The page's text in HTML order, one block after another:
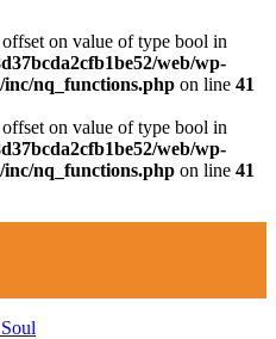
on value of type bool in
web/wp-
inc/nq_functions.php on line 41
on value of type bool in
web/wp-
inc/nq_functions.php on line 41